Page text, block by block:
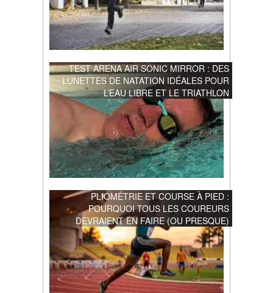
TEST ARENA AIR SONIC MIRROR : DES
LUNETTES DE NATATION IDÉALES POUR
L’EAU LIBRE ET LE TRIATHLON
PLIOMÉTRIE ET COURSE À PIED :
POURQUOI TOUS LES COUREURS
DEVRAIENT EN FAIRE (OU PRESQUE)